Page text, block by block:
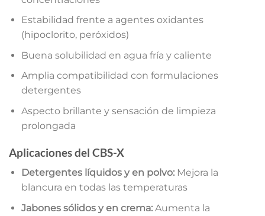
Estabilidad frente a agentes oxidantes
(hipoclorito, peróxidos)
Buena solubilidad en agua fría y caliente
Amplia compatibilidad con formulaciones
detergentes
Aspecto brillante y sensación de limpieza
prolongada
Aplicaciones del CBS-X
Detergentes líquidos y en polvo:Mejora la
blancura en todas las temperaturas
Jabones sólidos y en crema:Aumenta la